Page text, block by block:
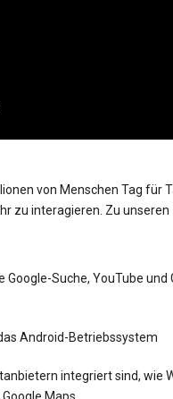
von Menschen Tag für
zu interagieren. Zu unseren
Suche, YouTube und
Android-Betriebssystem
integriert sind, wie